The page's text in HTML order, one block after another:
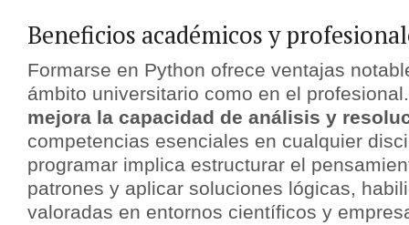
Beneficios académicos y
Formarse en Python ofrece ventajas
ámbito universitario como en el
mejora la capacidad de análisis y
competencias esenciales en cualquier
programar implica estructurar el
patrones y aplicar soluciones lógicas,
valoradas en entornos científicos y